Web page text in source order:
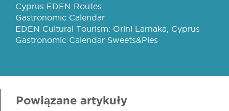
Cyprus EDEN Routes
Gastronomic Calendar
EDEN Cultural Tourism: Orini Larnaka, Cyprus
Gastronomic Calendar Sweets&Pies
Powiązane artykuły